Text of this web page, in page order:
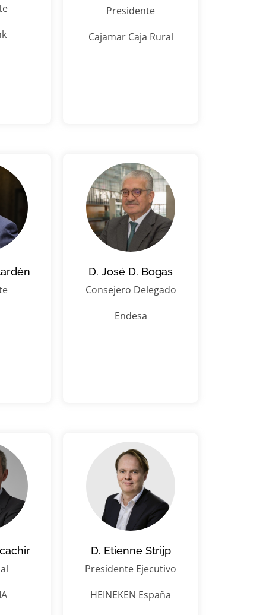
Presidente
Cajamar Caja Rural
D. José D. Bogas
Consejero Delegado
Endesa
D. Etienne Strijp
Presidente Ejecutivo
HEINEKEN España